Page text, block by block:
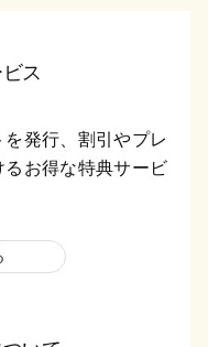
ス
発行、割引やプレ
お得な特典サービ